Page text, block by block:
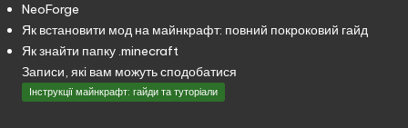
NeoForge
Як встановити мод на майнкрафт: повний покроковий гайд
Як знайти папку .minecraft
Записи, які вам можуть сподобатися
Опубліковано
Інструкції майнкрафт: гайди та туторіали